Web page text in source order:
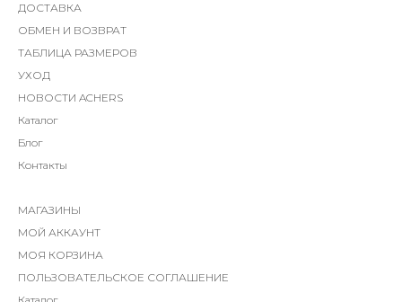
ДОСТАВКА
ОБМЕН И ВОЗВРАТ
ТАБЛИЦА РАЗМЕРОВ
УХОД
НОВОСТИ ACHERS
Каталог
Блог
Контакты
МАГАЗИНЫ
МОЙ АККАУНТ
МОЯ КОРЗИНА
ПОЛЬЗОВАТЕЛЬСКОЕ СОГЛАШЕНИЕ